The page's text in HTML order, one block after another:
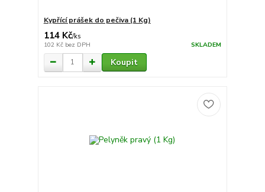
Kypřící prášek do pečiva (1 Kg)
114 Kč/ks
102 Kč bez DPH SKLADEM
Koupit